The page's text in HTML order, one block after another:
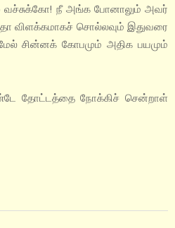
வச்சுக்கோ! நீ அங்க போனாலும் அவர்
விளக்கமாகச் சொல்லவும் இதுவரை
சின்னக் கோபமும் அதிக பயமும்
தோட்டத்தை நோக்கிச் சென்றாள்